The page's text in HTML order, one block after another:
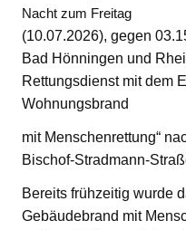
Nacht zum Freitag
(10.07.2026), gegen
Bad Hönningen und
Rettungsdienst mit dem
Wohnungsbrand
mit Menschenrettung“
Bischof-Stradmann-
Bereits frühzeitig wurde
Gebäudebrand mit